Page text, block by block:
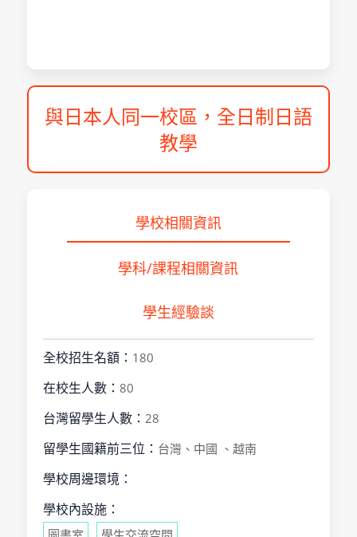
與日本人同一校區，全日制日語
教學
學校相關資訊
學科/課程相關資訊
學生經驗談
全校招生名額： 180
在校生人數： 80
台灣留學生人數： 28
留學生國籍前三位： 台灣、中國 、越南
學校周邊環境：
學校內設施：